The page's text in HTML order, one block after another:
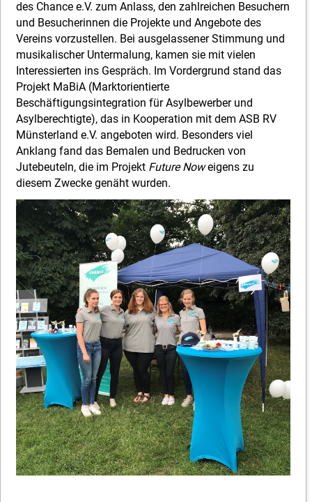
des Chance e.V. zum Anlass, den zahlreichen Besuchern
und Besucherinnen die Projekte und Angebote des
Vereins vorzustellen. Bei ausgelassener Stimmung und
musikalischer Untermalung, kamen sie mit vielen
Interessierten ins Gespräch. Im Vordergrund stand das
Projekt MaBiA (Marktorientierte
Beschäftigungsintegration für Asylbewerber und
Asylberechtigte), das in Kooperation mit dem ASB RV
Münsterland e.V. angeboten wird. Besonders viel
Anklang fand das Bemalen und Bedrucken von
Jutebeuteln, die im Projekt Future Noweigens zu
diesem Zwecke genäht wurden.
Spenden
Jobcoach
Jobwerkstatt
Radeln ohne Alter
Job-Brücke